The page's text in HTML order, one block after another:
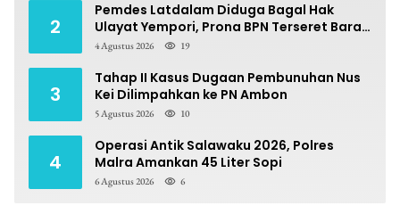
2
Pemdes Latdalam Diduga Bagal Hak
Ulayat Yempori, Prona BPN Terseret Bara
Sengketa
4 Agustus 2026 19
3
Tahap II Kasus Dugaan Pembunuhan Nus
Kei Dilimpahkan ke PN Ambon
5 Agustus 2026 10
4
Operasi Antik Salawaku 2026, Polres
Malra Amankan 45 Liter Sopi
6 Agustus 2026 6